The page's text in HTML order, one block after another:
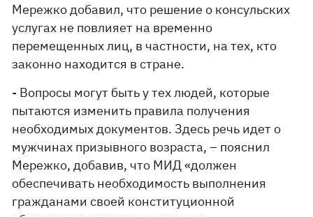
Мережко добавил, что решение о консульских
услугах не повлияет на временно
перемещенных лиц, в частности, на тех, кто
законно находится в стране.
- Вопросы могут быть у тех людей, которые
пытаются изменить правила получения
необходимых документов. Здесь речь идет о
мужчинах призывного возраста, – пояснил
Мережко, добавив, что МИД «должен
обеспечивать необходимость выполнения
гражданами своей конституционной